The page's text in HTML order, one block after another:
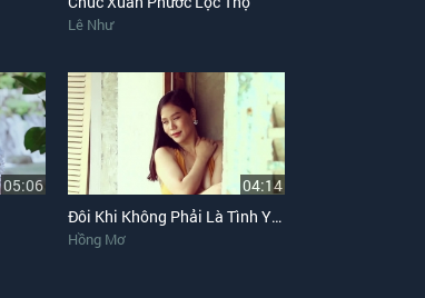
Lê Như
05:06
04:14
Đôi Khi Không Phải Là Tình Yêu
Hồng Mơ